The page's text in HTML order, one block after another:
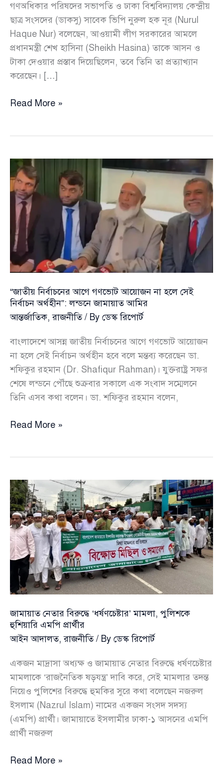
গণঅধিকার পরিষদের সভাপতি ও ঢাকা বিশ্ববিদ্যালয় কেন্দ্রীয়
ছাত্র সংসদের (ডাকসু) সাবেক ভিপি নুরুল হক নূর (Nurul
Haque Nur) বলেছেন, আওয়ামী লীগ সরকারের আমলে
প্রধানমন্ত্রী শেখ হাসিনা (Sheikh Hasina) তাকে আসন ও
টাকা দেওয়ার প্রস্তাব দিয়েছিলেন, তবে তিনি তা প্রত্যাখ্যান
করেছেন। […]
“২-৪টি
দলের
সঙ্গে
জোট
নয়”
নুরুল
হক
Read More »
“জাতীয় নির্বাচনের আগে গণভোট আয়োজন না হলে সেই
নির্বাচন অর্থহীন”: লন্ডনে জামায়াত আমির
আন্তর্জাতিক,রাজনীতি/ By ডেস্ক রিপোর্ট
বাংলাদেশে আসন্ন জাতীয় নির্বাচনের আগে গণভোট আয়োজন
না হলে সেই নির্বাচন অর্থহীন হবে বলে মন্তব্য করেছেন ডা.
শফিকুর রহমান (Dr. Shafiqur Rahman)। যুক্তরাষ্ট্র সফর
শেষে লন্ডনে পৌঁছে শুক্রবার সকালে এক সংবাদ সম্মেলনে
তিনি এসব কথা বলেন। ডা. শফিকুর রহমান বলেন,
“জাতীয়
আয়োজন
না
হলে
সেই
নির্বাচন
অর্থহীন”:
লন্ডনে
জামায়াত
আমির
Read More »
জামায়াত নেতার বিরুদ্ধে ‘ধর্ষণচেষ্টার’ মামলা, পুলিশকে
হুশিয়ারি এমপি প্রার্থীর
আইন আদালত,রাজনীতি/ By ডেস্ক রিপোর্ট
একজন মাদ্রাসা অধ্যক্ষ ও জামায়াত নেতার বিরুদ্ধে ধর্ষণচেষ্টার
মামলাকে ‘রাজনৈতিক ষড়যন্ত্র’ দাবি করে, সেই মামলার তদন্ত
নিয়েও পুলিশের বিরুদ্ধে হুমকির সুরে কথা বলেছেন নজরুল
ইসলাম (Nazrul Islam) নামের একজন সংসদ সদস্য
(এমপি) প্রার্থী। জামায়াতে ইসলামীর ঢাকা-১ আসনের এমপি
প্রার্থী নজরুল
জামায়াত
Read More »